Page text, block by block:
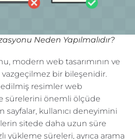
Neden Yapılmalıdır?
modern web tasarımının ve
vazgeçilmez bir bileşenidir.
resimler web
sürelerini önemli ölçüde
sayfalar, kullanıcı deneyimini
sitede daha uzun süre
yükleme süreleri, ayrıca arama